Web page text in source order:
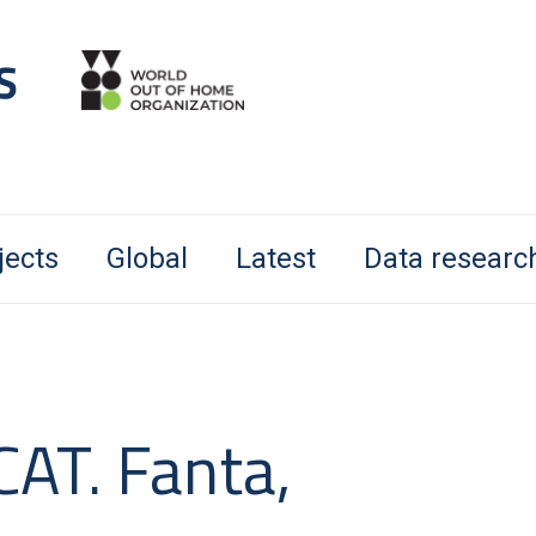
Global Latest Data
Fanta,